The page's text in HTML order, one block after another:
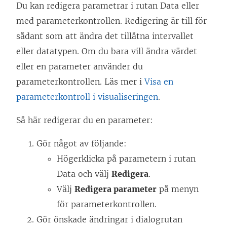
Du kan redigera parametrar i rutan Data eller
med parameterkontrollen. Redigering är till för
sådant som att ändra det tillåtna intervallet
eller datatypen. Om du bara vill ändra värdet
eller en parameter använder du
parameterkontrollen. Läs mer iVisa en
parameterkontroll i visualiseringen.
Så här redigerar du en parameter:
Gör något av följande:
Högerklicka på parametern i rutan
Data och välj Redigera.
Välj Redigera parameter på menyn
för parameterkontrollen.
Gör önskade ändringar i dialogrutan